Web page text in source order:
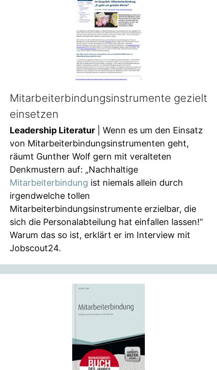
Mitarbeiterbindungsinstrumente gezielt
einsetzen
Leadership Literatur | Wenn es um den Einsatz
von Mitarbeiterbindungsinstrumenten geht,
räumt Gunther Wolf gern mit veralteten
Denkmustern auf: „Nachhaltige
Mitarbeiterbindung ist niemals allein durch
irgendwelche tollen
Mitarbeiterbindungsinstrumente erzielbar, die
sich die Personalabteilung hat einfallen lassen!“
Warum das so ist, erklärt er im Interview mit
Jobscout24.